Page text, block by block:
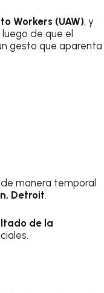
Workers (UAW), y
luego de que el
gesto que aparenta
de manera temporal
Detroit.
de la